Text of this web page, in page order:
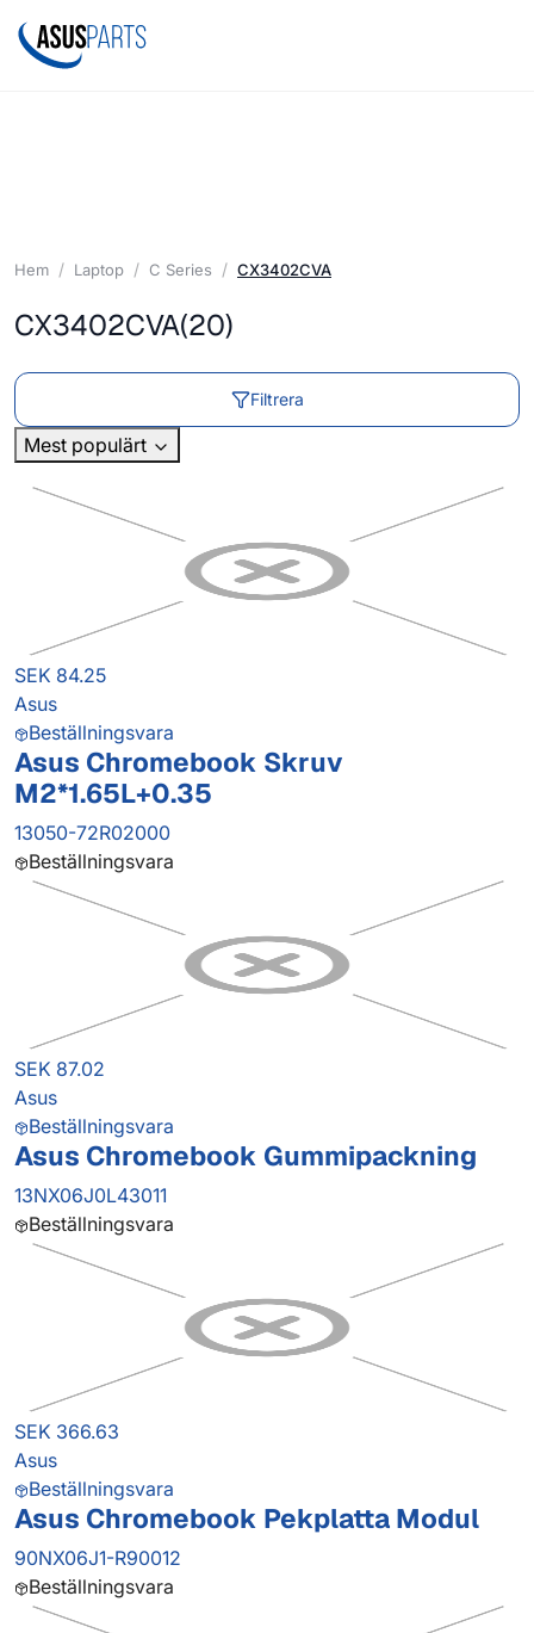
Hem Laptop C Series CX3402CVA
CX3402CVA(20)
Filtrera
Mest populärt
SEK 84.25
Asus
Beställningsvara
Asus Chromebook Skruv
M2*1.65L+0.35
13050-72R02000
Beställningsvara
SEK 87.02
Asus
Beställningsvara
Asus Chromebook Gummipackning
13NX06J0L43011
Beställningsvara
SEK 366.63
Asus
Beställningsvara
Asus Chromebook Pekplatta Modul
90NX06J1-R90012
Beställningsvara